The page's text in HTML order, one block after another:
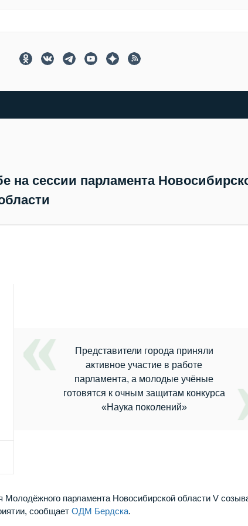
на сессии парламента
Представители города приняли
активное участие в работе
парламента, а молодые учёные
готовятся к очным защитам конкурса
«Наука поколений»
парламента Новосибирской области V
сообщаетОДМ Бердска.